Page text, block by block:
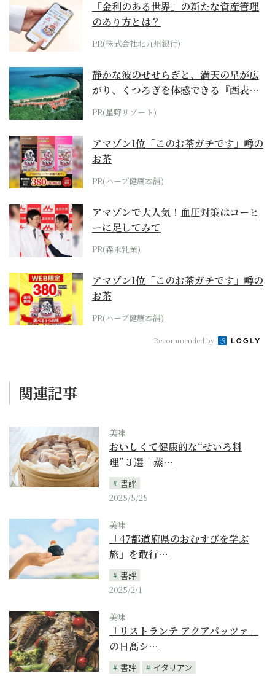
「金利のある世界」の新たな資産管理
のあり方とは？
PR(株式会社北九州銀行)
静かな波のせせらぎと、満天の星が広
がり、くつろぎを体感できる『西表島
ホテル by...
PR(星野リゾート)
アマゾン1位「このお茶ガチです」噂の
お茶
PR(ハーブ健康本舗)
アマゾンで大人気！血圧対策はコーヒ
ーに足してみて
PR(森永乳業)
アマゾン1位「このお茶ガチです」噂の
お茶
PR(ハーブ健康本舗)
Recommended by
関連記事
美味
おいしくて健康的な“せいろ料
理”３選｜蒸…
書評
2025/5/25
美味
「47都道府県のおむすびを学ぶ
旅」を敢行…
書評
2025/2/1
美味
「リストランテ アクアパッツァ」
の日髙シ…
書評
イタリアン